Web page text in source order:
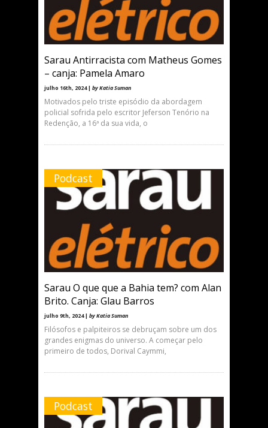
Sarau Antirracista com Matheus Gomes
– canja: Pamela Amaro
julho 16th, 2024 | by Katia Suman
Motivados pelo triste episódio da abordagem
policial sofrida pelo escritor Jeferson Tenório na
Redenção, a 16ª da sua vida, o
Podcast
Sarau O que que a Bahia tem? com Alan
Brito. Canja: Glau Barros
julho 9th, 2024 | by Katia Suman
Filósofos e palpiteiros se debruçam sobre um dos
grandes enigmas do universo. A começar pelo
primeiro de todos, Dorival Caymmi,
Podcast